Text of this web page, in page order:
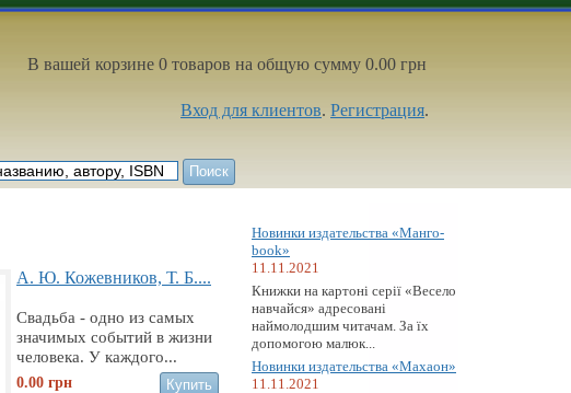
Вход для клиентов. Регистрация.
В вашей корзине 0 товаров на общую сумму 0.00 грн
Новинки издательства «Манго-
book»
11.11.2021
Книжки на картоні серії «Весело
навчайся» адресовані
наймолодшим читачам. За їх
допомогою малюк...
Новинки издательства «Махаон»
11.11.2021
А. Ю. Кожевников, Т. Б....
Свадьба - одно из самых
значимых событий в жизни
человека. У каждого...
0.00 грн